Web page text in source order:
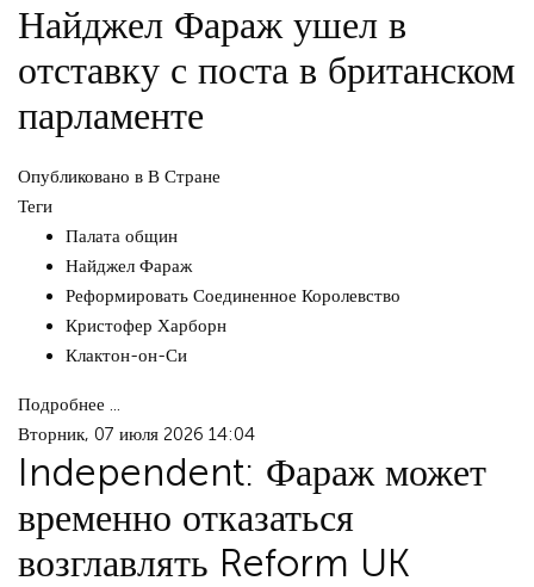
Найджел Фараж ушел в
отставку с поста в британском
парламенте
Опубликовано в В Стране
Теги
Палата общин
Найджел Фараж
Реформировать Соединенное Королевство
Кристофер Харборн
Клактон-он-Си
Подробнее ...
Вторник, 07 июля 2026 14:04
Independent: Фараж может
временно отказаться
возглавлять Reform UK